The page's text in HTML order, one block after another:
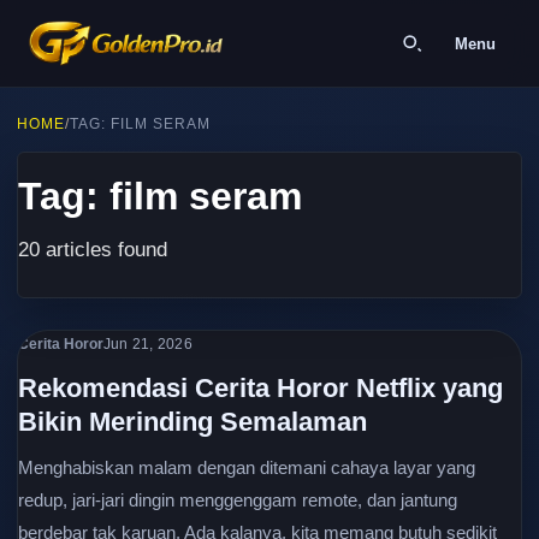
Menu
HOME/TAG: FILM SERAM
Tag: film seram
20 articles found
Cerita HororJun 21, 2026
Rekomendasi Cerita Horor Netflix yang
Bikin Merinding Semalaman
Menghabiskan malam dengan ditemani cahaya layar yang
redup, jari-jari dingin menggenggam remote, dan jantung
berdebar tak karuan. Ada kalanya, kita memang butuh sedikit